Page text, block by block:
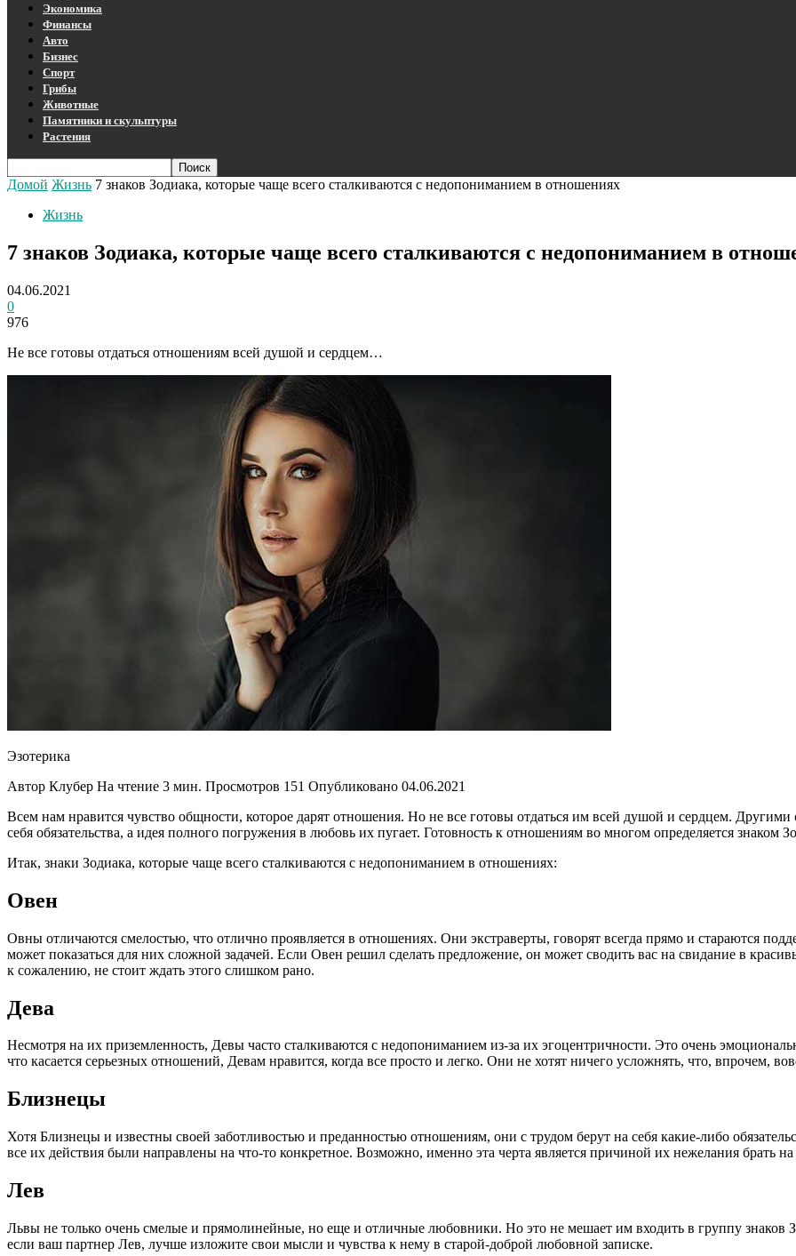
Экономика
Финансы
Авто
Бизнес
Спорт
Грибы
Животные
Памятники и скульптуры
Растения
Домой Жизнь 7 знаков Зодиака, которые чаще всего сталкиваются с недопониманием в отношениях
Жизнь
7 знаков Зодиака, которые чаще всего сталкиваются с недопониманием в
04.06.2021
0
976
Не все готовы отдаться отношениям всей душой и сердцем…
Эзотерика
Автор Клубер На чтение 3 мин. Просмотров 151 Опубликовано 04.06.2021
Всем нам нравится чувство общности, которое дарят отношения. Но не все готовы отдаться им всей душой и сердцем.
себя обязательства, а идея полного погружения в любовь их пугает. Готовность к отношениям во многом определяется знаком
Итак, знаки Зодиака, которые чаще всего сталкиваются с недопониманием в отношениях:
Овен
Овны отличаются смелостью, что отлично проявляется в отношениях. Они экстраверты, говорят всегда прямо и стараются
может показаться для них сложной задачей. Если Овен решил сделать предложение, он может сводить вас на свидание в
к сожалению, не стоит ждать этого слишком рано.
Дева
Несмотря на их приземленность, Девы часто сталкиваются с недопониманием из-за их эгоцентричности. Это очень
что касается серьезных отношений, Девам нравится, когда все просто и легко. Они не хотят ничего усложнять, что, впрочем,
Близнецы
Хотя Близнецы и известны своей заботливостью и преданностью отношениям, они с трудом берут на себя какие-либо
все их действия были направлены на что-то конкретное. Возможно, именно эта черта является причиной их нежелания брать
Лев
Львы не только очень смелые и прямолинейные, но еще и отличные любовники. Но это не мешает им входить в группу знаков
если ваш партнер Лев, лучше изложите свои мысли и чувства к нему в старой-доброй любовной записке.